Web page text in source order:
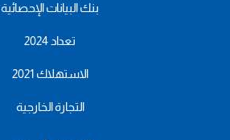
بنك البيانات الإحصائية
تعداد 2024
الاستهلاك 2021
التجارة الخارجية